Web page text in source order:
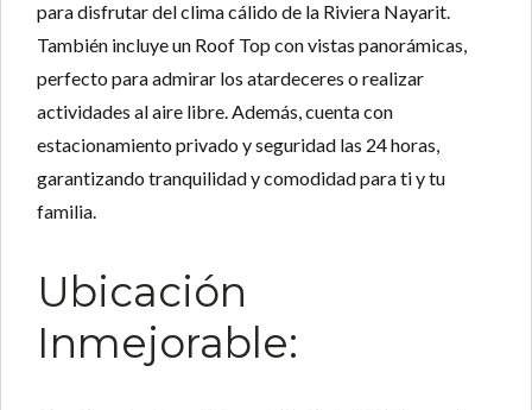
para disfrutar del clima cálido de la Riviera Nayarit.
También incluye un Roof Top con vistas panorámicas,
perfecto para admirar los atardeceres o realizar
actividades al aire libre. Además, cuenta con
estacionamiento privado y seguridad las 24 horas,
garantizando tranquilidad y comodidad para ti y tu
familia.
Ubicación
Inmejorable: